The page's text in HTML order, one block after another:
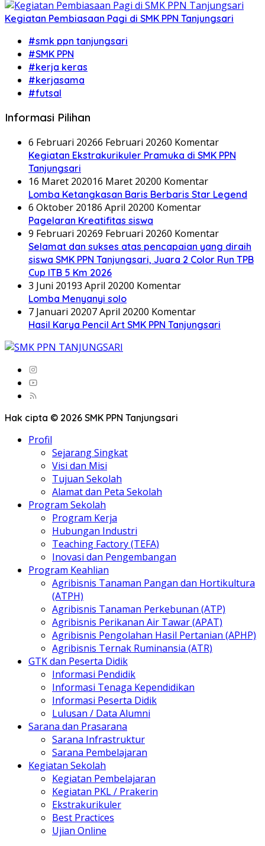
Kegiatan Pembiasaan Pagi di SMK PPN Tanjungsari
#smk ppn tanjungsari
#SMK PPN
#kerja keras
#kerjasama
#futsal
Informasi Pilihan
6 Februari 20266 Februari 20260 Komentar
Kegiatan Ekstrakurikuler Pramuka di SMK PPN
Tanjungsari
16 Maret 202016 Maret 20200 Komentar
Lomba Ketangkasan Baris Berbaris Star Legend
6 Oktober 20186 April 20200 Komentar
Pagelaran Kreatifitas siswa
9 Februari 20269 Februari 20260 Komentar
Selamat dan sukses atas pencapaian yang diraih
siswa SMK PPN Tanjungsari, Juara 2 Color Run TPB
Cup ITB 5 Km 2026
3 Juni 20193 April 20200 Komentar
Lomba Menyanyi solo
7 Januari 20207 April 20200 Komentar
Hasil Karya Pencil Art SMK PPN Tanjungsari
Hak cipta © 2026 SMK PPN Tanjungsari
Profil
Sejarang Singkat
Visi dan Misi
Tujuan Sekolah
Alamat dan Peta Sekolah
Program Sekolah
Program Kerja
Hubungan Industri
Teaching Factory (TEFA)
Inovasi dan Pengembangan
Program Keahlian
Agribisnis Tanaman Pangan dan Hortikultura
(ATPH)
Agribisnis Tanaman Perkebunan (ATP)
Agribisnis Perikanan Air Tawar (APAT)
Agribisnis Pengolahan Hasil Pertanian (APHP)
Agribisnis Ternak Ruminansia (ATR)
GTK dan Peserta Didik
Informasi Pendidik
Informasi Tenaga Kependidikan
Informasi Peserta Didik
Lulusan / Data Alumni
Sarana dan Prasarana
Sarana Infrastruktur
Sarana Pembelajaran
Kegiatan Sekolah
Kegiatan Pembelajaran
Kegiatan PKL / Prakerin
Ekstrakurikuler
Best Practices
Ujian Online